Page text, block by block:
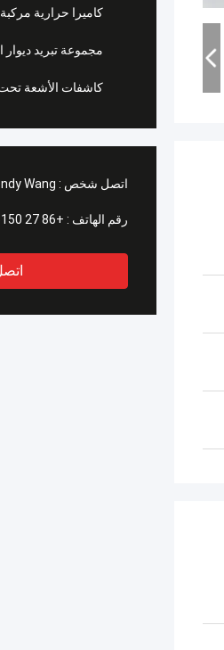
كاميرا حرارية مركبة
مجموعة تبريد ديوار
كاشفات الأشعة تحت
اتصل شخص : Wang
رقم الهاتف : +86 27 50185150